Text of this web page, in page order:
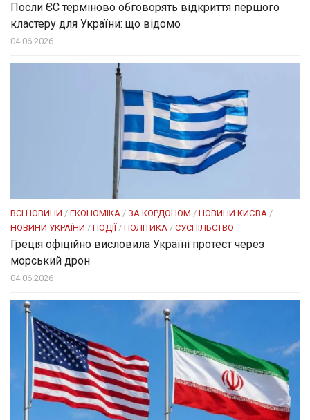
Посли ЄC терміново обговорять відкриття першого
кластеру для України: що відомо
04.06.2026
ВСІ НОВИНИ / ЕКОНОМІКА / ЗА КОРДОНОМ / НОВИНИ КИЄВА /
НОВИНИ УКРАЇНИ / ПОДІЇ / ПОЛІТИКА / СУСПІЛЬСТВО
Греція офіційно висловила Україні протест через
морський дрон
04.06.2026